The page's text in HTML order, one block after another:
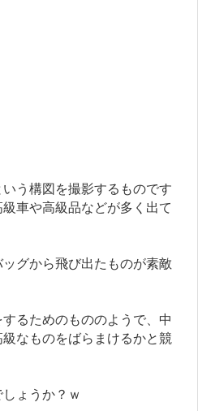
う構図を撮影するものです
車や高級品などが多く出て
グから飛び出たものが素敵
るためのもののようで、中
なものをばらまけるかと競
ょうか？ｗ